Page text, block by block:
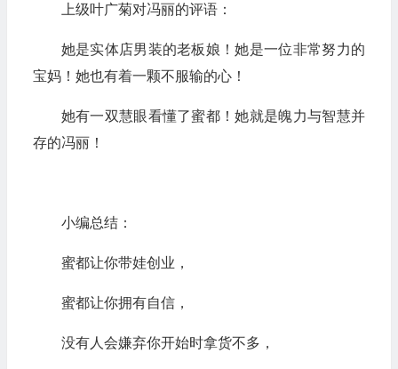
上级叶广菊对冯丽的评语：
她是实体店男装的老板娘！她是一位非常努力的
宝妈！她也有着一颗不服输的心！
她有一双慧眼看懂了蜜都！她就是魄力与智慧并
存的冯丽！
小编总结：
蜜都让你带娃创业，
蜜都让你拥有自信，
没有人会嫌弃你开始时拿货不多，